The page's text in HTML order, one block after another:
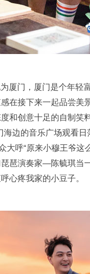
门，厦门是个年轻
在接下来一起品尝美
和创意十足的自制笑
边的音乐广场观看
大呼“原来小穆王爷
琶演奏家—陈毓琪当
心疼我家的小豆子。